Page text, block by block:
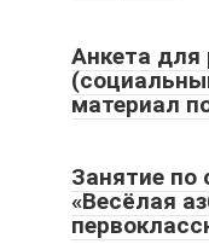
Анкета для
материал
Занятие по
«Весёлая